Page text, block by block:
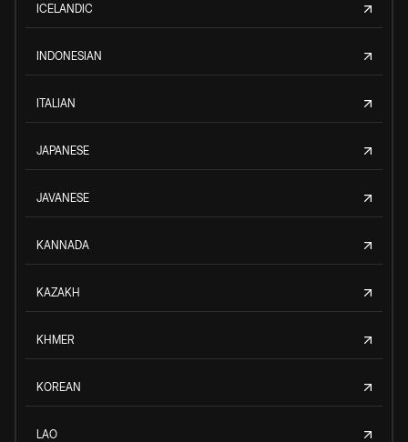
ICELANDIC
INDONESIAN
ITALIAN
JAPANESE
JAVANESE
KANNADA
KAZAKH
KHMER
KOREAN
LAO